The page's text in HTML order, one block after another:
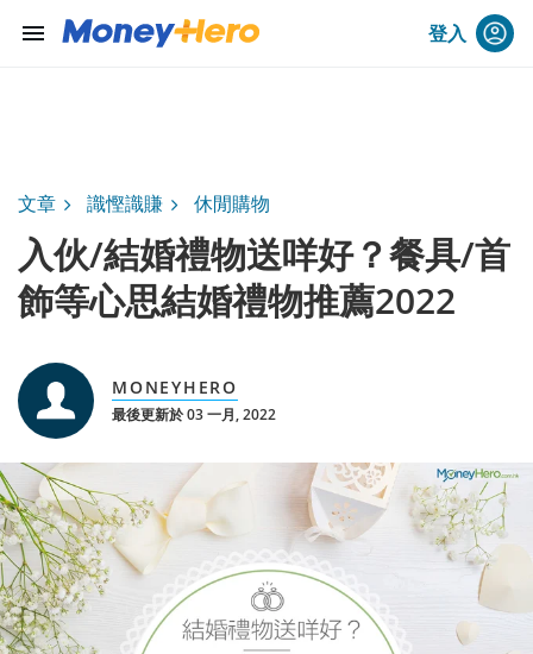
menu 登入
文章 識慳識賺 休閒購物
入伙/結婚禮物送咩好？餐具/首
飾等心思結婚禮物推薦2022
MONEYHERO
最後更新於 03 一月, 2022